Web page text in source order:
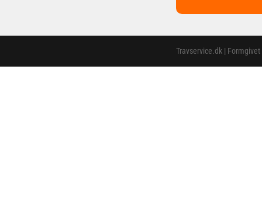
Travservice.dk |